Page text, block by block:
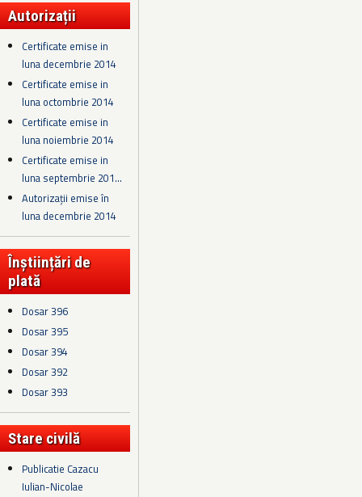
Autorizații
Certificate emise in
luna decembrie 2014
Certificate emise in
luna octombrie 2014
Certificate emise in
luna noiembrie 2014
Certificate emise in
luna septembrie 201...
Autorizații emise în
luna decembrie 2014
Înștiințări de
plată
Dosar 396
Dosar 395
Dosar 394
Dosar 392
Dosar 393
Stare civilă
Publicatie Cazacu
Iulian-Nicolae